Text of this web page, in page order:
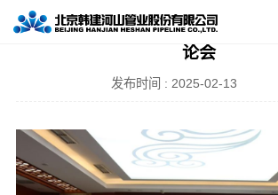
房山区工商联召开“突泉县山泉商
论会
发布时间 : 2025-02-